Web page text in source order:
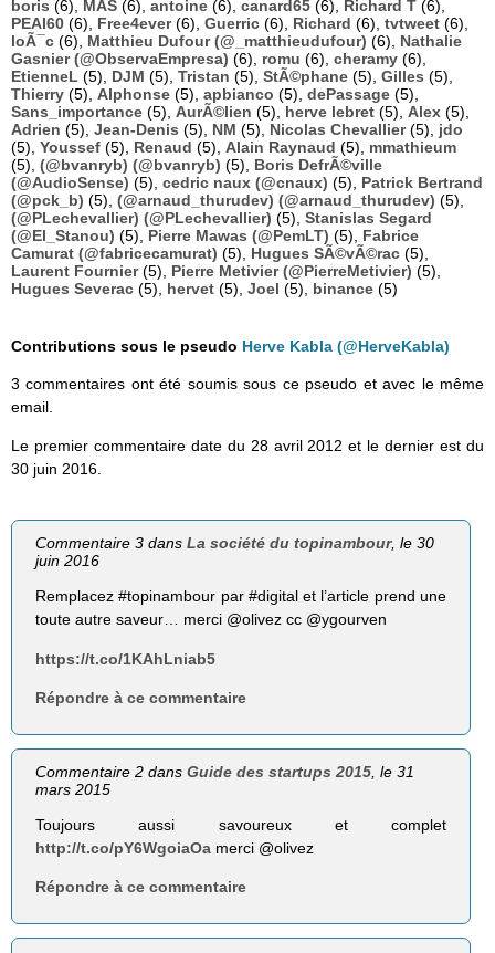
boris (6), MAS (6), antoine (6), canard65 (6), Richard T (6),
PEAI60 (6), Free4ever(6), Guerric (6), Richard (6), tvtweet (6),
loÃ¯c (6), Matthieu Dufour (@_matthieudufour) (6), Nathalie
Gasnier (@ObservaEmpresa) (6), romu (6), cheramy (6),
EtienneL (5), DJM (5), Tristan (5), StÃ©phane (5), Gilles (5),
Thierry (5), Alphonse (5), apbianco (5), dePassage (5),
Sans_importance (5), AurÃ©lien (5), herve lebret (5), Alex (5),
Adrien (5), Jean-Denis (5), NM (5), Nicolas Chevallier(5), jdo
(5), Youssef (5), Renaud (5), Alain Raynaud (5), mmathieum
(5), (@bvanryb) (@bvanryb) (5), Boris DefrÃ©ville
(@AudioSense) (5), cedric naux (@cnaux) (5), Patrick Bertrand
(@pck_b) (5), (@arnaud_thurudev) (@arnaud_thurudev) (5),
(@PLechevallier) (@PLechevallier) (5), Stanislas Segard
(@El_Stanou) (5), Pierre Mawas (@PemLT) (5), Fabrice
Camurat (@fabricecamurat) (5), Hugues SÃ©vÃ©rac (5),
Laurent Fournier(5), Pierre Metivier (@PierreMetivier) (5),
Hugues Severac (5), hervet (5), Joel (5), binance (5)
Contributions sous le pseudo Herve Kabla (@HerveKabla)
3 commentaires ont été soumis sous ce pseudo et avec le même
email.
Le premier commentaire date du 28 avril 2012 et le dernier est du
30 juin 2016.
Commentaire 3 dansLa société du topinambour, le 30
juin 2016
Remplacez #topinambour par #digital et l’article prend une
toute autre saveur… merci @olivez cc @ygourven
https://t.co/1KAhLniab5
Répondre à ce commentaire
Commentaire 2 dansGuide des startups 2015 , le 31
mars 2015
Toujours aussi savoureux et complet
http://t.co/pY6WgoiaOa merci @olivez
Répondre à ce commentaire